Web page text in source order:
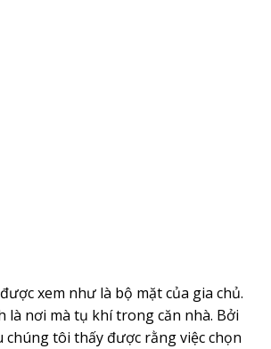
xem như là bộ mặt của gia chủ.
là nơi mà tụ khí trong căn nhà. Bởi
chúng tôi thấy được rằng việc chọn